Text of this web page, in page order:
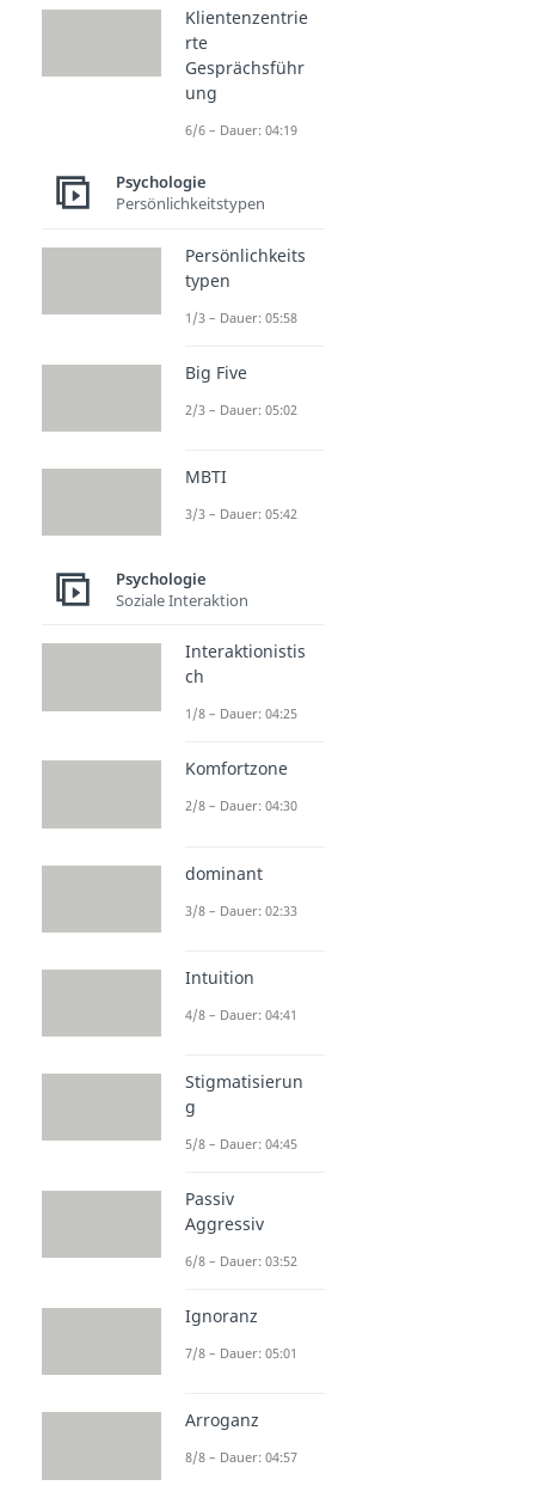
Klientenzentrie
rte
Gesprächsführ
ung
6/6 – Dauer: 04:19
Psychologie
Persönlichkeitstypen
Persönlichkeits
typen
1/3 – Dauer: 05:58
Big Five
2/3 – Dauer: 05:02
MBTI
3/3 – Dauer: 05:42
Psychologie
Soziale Interaktion
Interaktionistis
ch
1/8 – Dauer: 04:25
Komfortzone
2/8 – Dauer: 04:30
dominant
3/8 – Dauer: 02:33
Intuition
4/8 – Dauer: 04:41
Stigmatisierun
g
5/8 – Dauer: 04:45
Passiv
Aggressiv
6/8 – Dauer: 03:52
Ignoranz
7/8 – Dauer: 05:01
Arroganz
8/8 – Dauer: 04:57